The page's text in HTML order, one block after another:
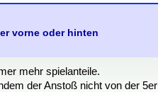
vorne oder hinten
mehr spielanteile.
der Anstoß nicht von der